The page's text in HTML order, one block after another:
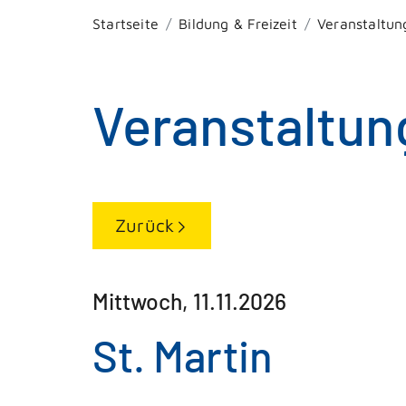
Startseite Bildung & Freizeit
Zurück
Mittwoch, 11.11.2026
St. Martin